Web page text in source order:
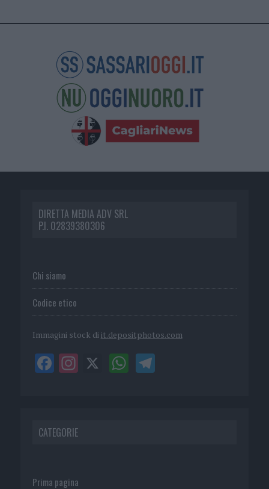
DIRETTA MEDIA ADV SRL
P.I. 02839380306
Chi siamo
Codice etico
Immagini stock di it.depositphotos.com
CATEGORIE
Prima pagina